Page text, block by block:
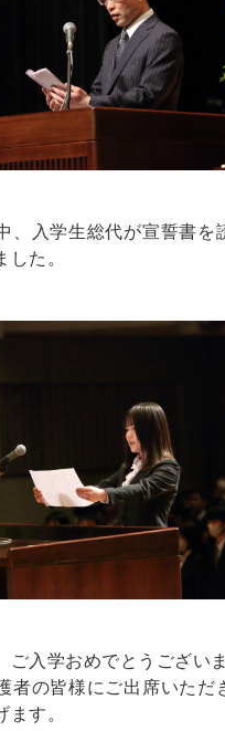
、入学生総代が宣誓書を
した。
ご入学おめでとうございま
者の皆様にご出席いただ
ます。